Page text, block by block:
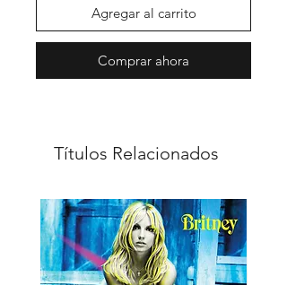
Agregar al carrito
Comprar ahora
Títulos Relacionados